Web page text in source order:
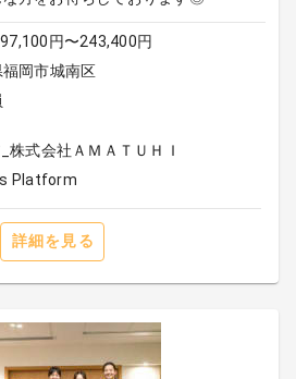
円〜243,400円
岡市城南区
株式会社ＡＭＡＴＵＨＩ
Platform
詳細を見る